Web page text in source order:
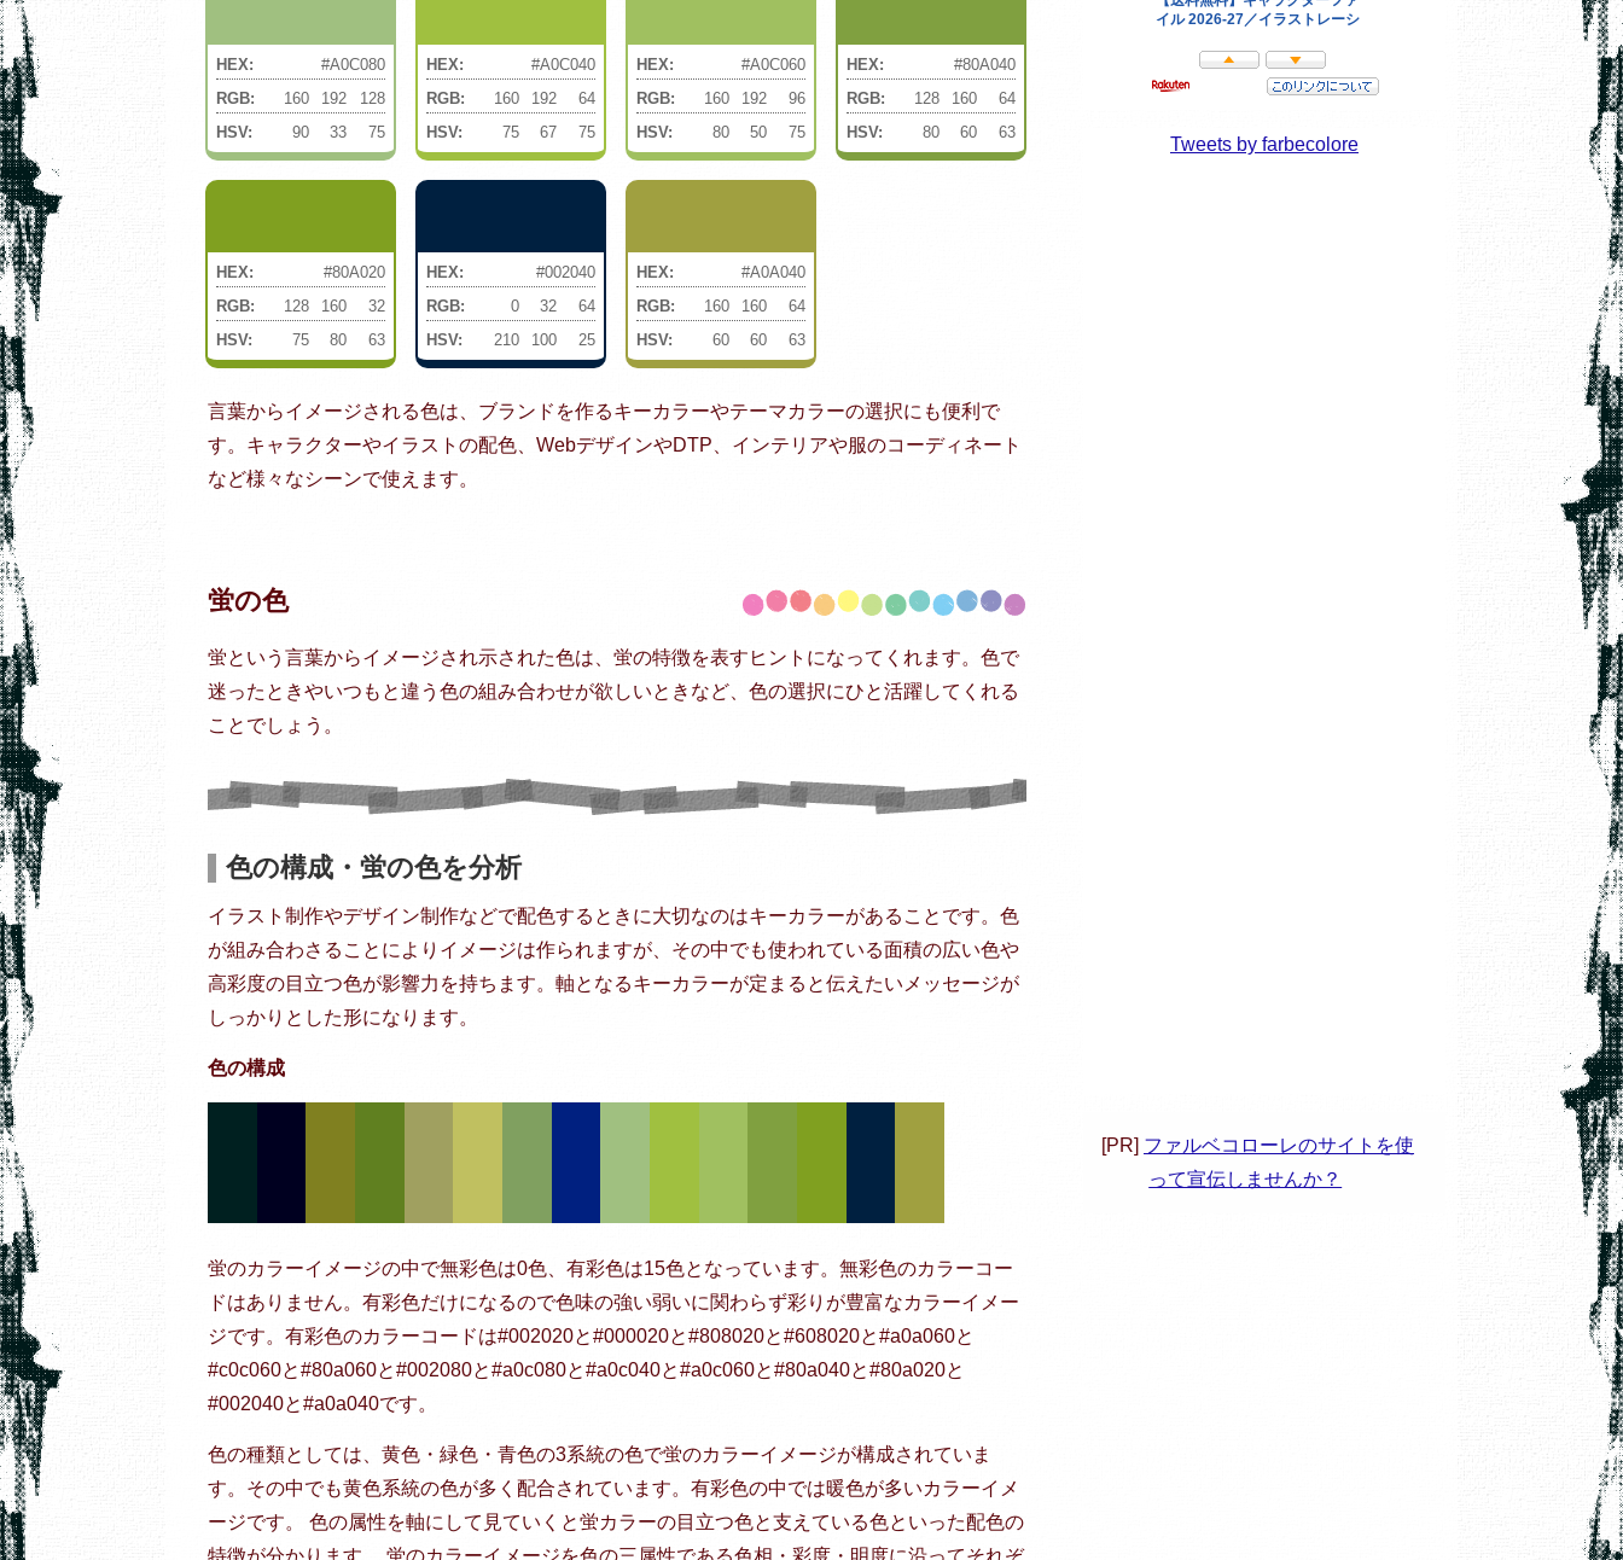
Tweets by farbecolore
[PR] ファルベコローレのサイトを使
って宣伝しませんか？
HEX:
#A0C080
RGB:
160 192
128
HSV:
90 33 75
HEX:
#A0C040
RGB:
160 192
64
HSV:
75 67 75
HEX:
#A0C060
RGB:
160 192
96
HSV:
80 50 75
HEX:
#80A040
RGB:
128 160
64
HSV:
80 60 63
HEX:
#80A020
RGB:
128 160
32
HSV:
75 80 63
HEX:
#002040
RGB:
0 32
64
HSV:
210 100 25
HEX:
#A0A040
RGB:
160 160
64
HSV:
60 60 63
言葉からイメージされる色は、ブランドを作るキーカラーやテーマカラーの選択にも便利で
す。キャラクターやイラストの配色、WebデザインやDTP、インテリアや服のコーディネート
など様々なシーンで使えます。
蛍の色
蛍という言葉からイメージされ示された色は、蛍の特徴を表すヒントになってくれます。色で
迷ったときやいつもと違う色の組み合わせが欲しいときなど、色の選択にひと活躍してくれる
ことでしょう。
色の構成・蛍の色を分析
イラスト制作やデザイン制作などで配色するときに大切なのはキーカラーがあることです。色
が組み合わさることによりイメージは作られますが、その中でも使われている面積の広い色や
高彩度の目立つ色が影響力を持ちます。軸となるキーカラーが定まると伝えたいメッセージが
しっかりとした形になります。
色の構成
蛍のカラーイメージの中で無彩色は0色、有彩色は15色となっています。無彩色のカラーコー
ドはありません。有彩色だけになるので色味の強い弱いに関わらず彩りが豊富なカラーイメー
ジです。有彩色のカラーコードは#002020と#000020と#808020と#608020と#a0a060と
#c0c060と#80a060と#002080と#a0c080と#a0c040と#a0c060と#80a040と#80a020と
#002040と#a0a040です。
色の種類としては、黄色・緑色・青色の3系統の色で蛍のカラーイメージが構成されていま
す。その中でも黄色系統の色が多く配合されています。有彩色の中では暖色が多いカラーイメ
ージです。 色の属性を軸にして見ていくと蛍カラーの目立つ色と支えている色といった配色の
特徴が分かります。 蛍のカラーイメージを色の三属性である色相・彩度・明度に沿ってそれぞ